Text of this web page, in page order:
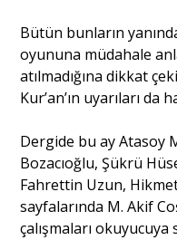
Bütün bunların
oyununa müdahale
atılmadığına dikkat
Kur’an’ın uyarıları da
Dergide bu ay Atasoy
Bozacıoğlu, Şükrü
Fahrettin Uzun,
sayfalarında M. Akif
çalışmaları okuyucuya